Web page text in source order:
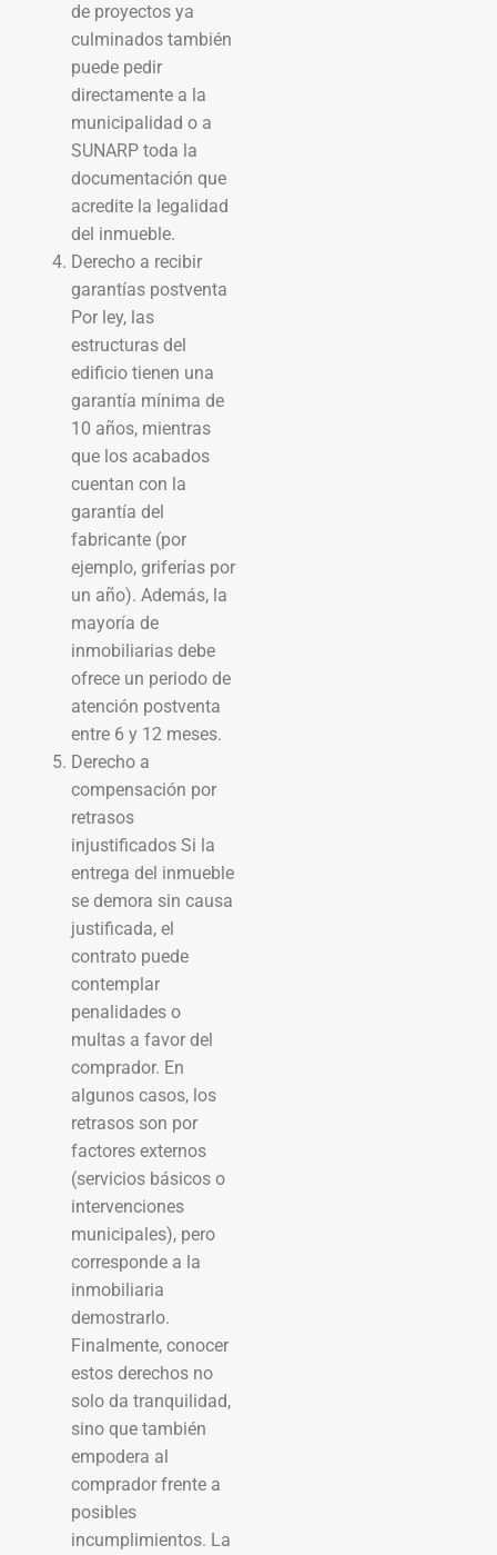
de proyectos ya
culminados también
puede pedir
directamente a la
municipalidad o a
SUNARP toda la
documentación que
acredite la legalidad
del inmueble.
Derecho a recibir
garantías postventa
Por ley, las
estructuras del
edificio tienen una
garantía mínima de
10 años, mientras
que los acabados
cuentan con la
garantía del
fabricante (por
ejemplo, griferías por
un año). Además, la
mayoría de
inmobiliarias debe
ofrece un periodo de
atención postventa
entre 6 y 12 meses.
Derecho a
compensación por
retrasos
injustificados Si la
entrega del inmueble
se demora sin causa
justificada, el
contrato puede
contemplar
penalidades o
multas a favor del
comprador. En
algunos casos, los
retrasos son por
factores externos
(servicios básicos o
intervenciones
municipales), pero
corresponde a la
inmobiliaria
demostrarlo.
Finalmente, conocer
estos derechos no
solo da tranquilidad,
sino que también
empodera al
comprador frente a
posibles
incumplimientos. La